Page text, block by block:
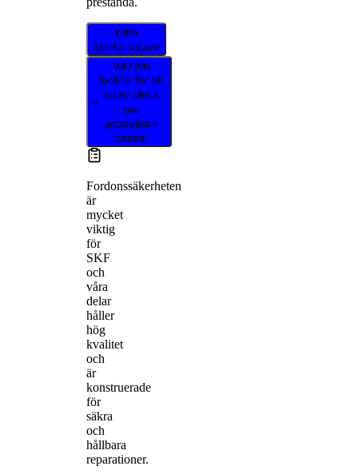
Hitta
återförsäljare
Välj ditt
fordon för att
kontrollera
om
produkten
passar
Fordonssäkerheten
är
mycket
viktig
för
SKF
och
våra
delar
håller
hög
kvalitet
och
är
konstruerade
för
säkra
och
hållbara
reparationer.